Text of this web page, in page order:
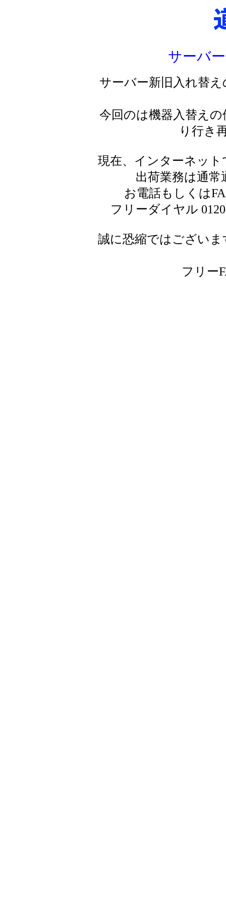
サーバ
サーバー新旧入れ替
今回のは機器入替え
り行き
現在、インターネッ
出荷業務は通
お電話もしくは
フリーダイヤル
誠に恐縮ではござい
フリー